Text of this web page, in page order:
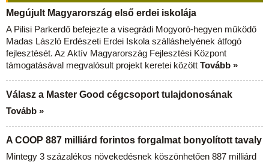
Megújult Magyarország első erdei iskolája
A Pilisi Parkerdő befejezte a visegrádi Mogyoró-hegyen működő
Madas László Erdészeti Erdei Iskola szálláshelyének átfogó
fejlesztését. Az Aktív Magyarország Fejlesztési Központ
támogatásával megvalósult projekt keretei között Tovább »
Válasz a Master Good cégcsoport tulajdonosának
Tovább »
A COOP 887 milliárd forintos forgalmat bonyolított tavaly
Mintegy 3 százalékos növekedésnek köszönhetően 887 milliárd